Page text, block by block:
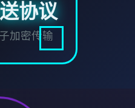
协议
加密传输